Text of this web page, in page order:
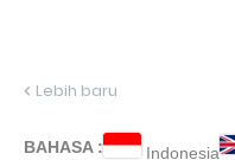
Lebih baru
BAHASA : Indonesia